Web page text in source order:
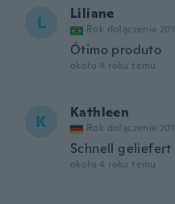
L Liliane
Rok dołączenia
Ótimo produto
około 4 roku temu
K Kathleen
Rok dołączenia
Schnell geliefert
około 4 roku temu